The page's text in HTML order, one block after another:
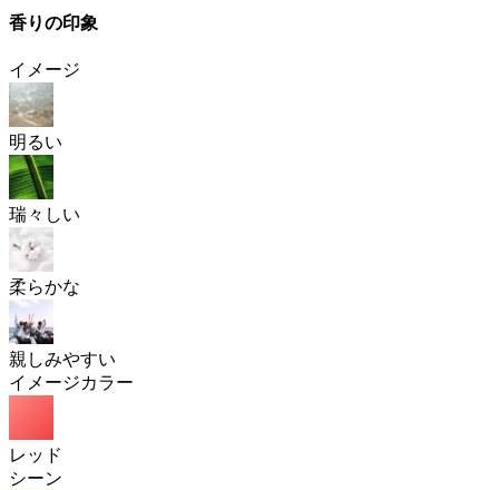
香りの印象
イメージ
明るい
瑞々しい
柔らかな
親しみやすい
イメージカラー
レッド
シーン